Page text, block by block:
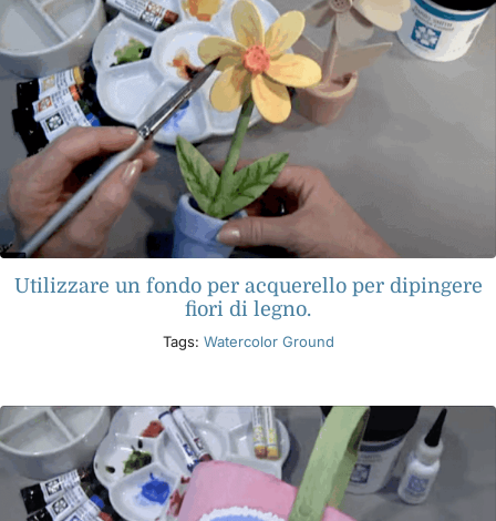
Utilizzare un fondo per acquerello per dipingere
fiori di legno.
Tags: Watercolor Ground